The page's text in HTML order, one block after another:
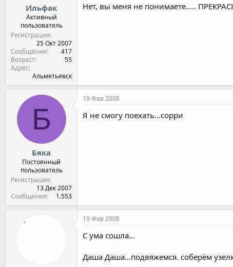
Ильфак
Активный
пользователь
Регистрация
25 Окт 2007
Сообщения
417
Возраст
55
Адрес
Альметьевск
Нет, вы меня не понимаете.....
Б
Бяка
Постоянный
пользователь
Регистрация
13 Дек 2007
Сообщения
1.553
19 Фев 2008
Я не смогу поехать...сорри
19 Фев 2008
С ума сошла...
Даша Даша...подвяжемся. соберём